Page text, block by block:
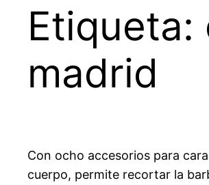
Etiqueta:
madrid
Con ocho accesorios para
cuerpo, permite recortar la